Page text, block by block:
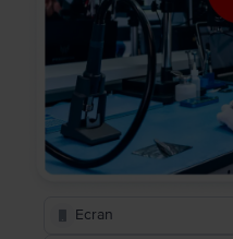
Ecran